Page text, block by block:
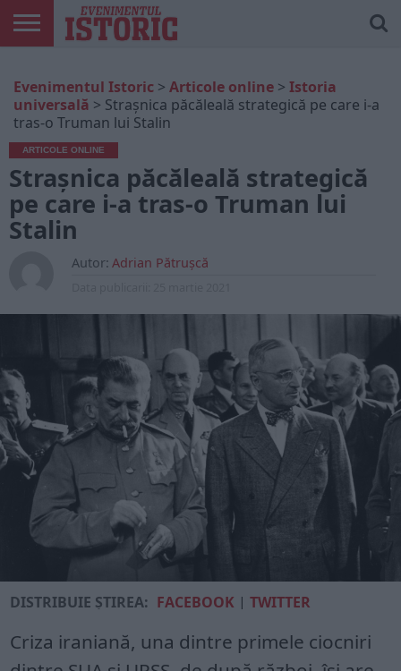
ONLINE
EDIȚII
TIPĂRITE
ISTORIC
PLAY
CONTUL
MEU
Evenimentul Istoric > Articole online > Istoria
universală > Strașnica păcăleală strategică pe care i-a
tras-o Truman lui Stalin
ARTICOLE ONLINE
Strașnica păcăleală strategică
pe care i-a tras-o Truman lui
Stalin
Autor: Adrian Pătrușcă
DISTRIBUIE ȘTIREA: FACEBOOK |TWITTER
Criza iraniană, una dintre primele ciocniri